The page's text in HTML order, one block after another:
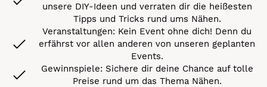
unsere DIY-Ideen und verraten dir die heißesten
Tipps und Tricks rund ums Nähen.
Veranstaltungen: Kein Event ohne dich! Denn du
erfährst vor allen anderen von unseren geplanten
Events.
Gewinnspiele: Sichere dir deine Chance auf tolle
Preise rund um das Thema Nähen.